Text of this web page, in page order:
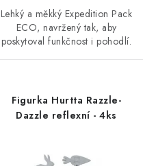
Lehký a měkký Expedition Pack
ECO, navržený tak, aby
poskytoval funkčnost i pohodlí.
Figurka Hurtta Razzle-
Dazzle reflexní - 4ks